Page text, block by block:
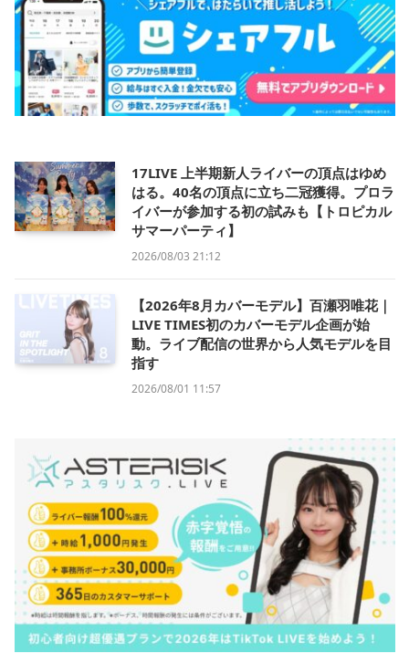
17LIVE 上半期新人ライバーの頂点はゆめ
はる。40名の頂点に立ち二冠獲得。プロラ
イバーが参加する初の試みも【トロピカル
サマーパーティ】
2026/08/03 21:12
【2026年8月カバーモデル】百瀬羽唯花｜
LIVE TIMES初のカバーモデル企画が始
動。ライブ配信の世界から人気モデルを目
指す
2026/08/01 11:57